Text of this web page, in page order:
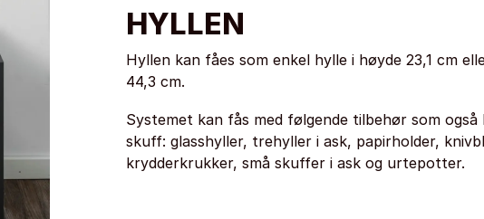
HYLLEN
Hyllen kan fåes som enkel hylle i høyde 23,1 cm
44,3 cm.
Systemet kan fås med følgende tilbehør som også
skuff: glasshyller, trehyller i ask, papirholder,
krydderkrukker, små skuffer i ask og urtepotter.